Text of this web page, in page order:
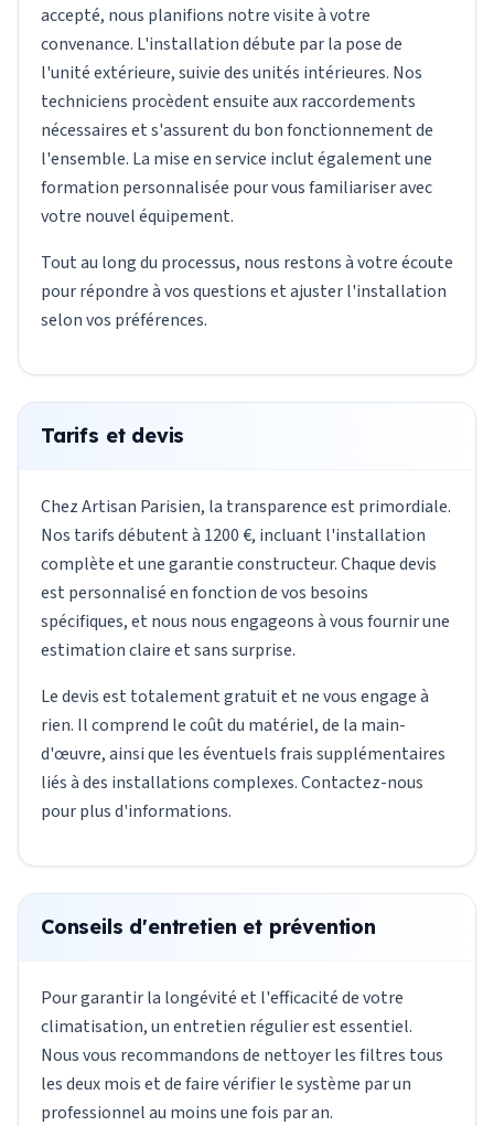
accepté, nous planifions notre visite à votre
convenance. L'installation débute par la pose de
l'unité extérieure, suivie des unités intérieures. Nos
techniciens procèdent ensuite aux raccordements
nécessaires et s'assurent du bon fonctionnement de
l'ensemble. La mise en service inclut également une
formation personnalisée pour vous familiariser avec
votre nouvel équipement.
Tout au long du processus, nous restons à votre écoute
pour répondre à vos questions et ajuster l'installation
selon vos préférences.
Tarifs et devis
Chez Artisan Parisien, la transparence est primordiale.
Nos tarifs débutent à 1200 €, incluant l'installation
complète et une garantie constructeur. Chaque devis
est personnalisé en fonction de vos besoins
spécifiques, et nous nous engageons à vous fournir une
estimation claire et sans surprise.
Le devis est totalement gratuit et ne vous engage à
rien. Il comprend le coût du matériel, de la main-
d'œuvre, ainsi que les éventuels frais supplémentaires
liés à des installations complexes. Contactez-nous
pour plus d'informations.
Conseils d'entretien et prévention
Pour garantir la longévité et l'efficacité de votre
climatisation, un entretien régulier est essentiel.
Nous vous recommandons de nettoyer les filtres tous
les deux mois et de faire vérifier le système par un
professionnel au moins une fois par an.